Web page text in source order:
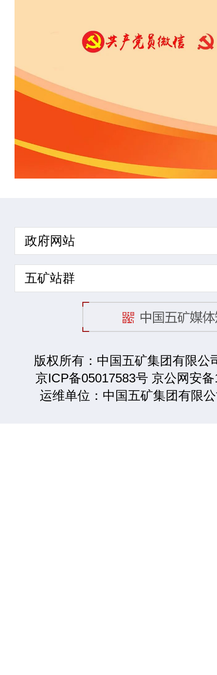
政府网站
五矿站群
版权所有：中国五矿集团有限公
京ICP备05017583号 京公网安
运维单位：中国五矿集团有限